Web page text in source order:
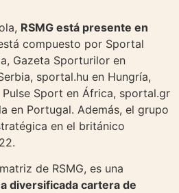
RSMG está presente en
compuesto por Sportal
Gazeta Sporturilor en
sportal.hu en Hungría,
Sport en África, sportal.gr
en Portugal. Además, el grupo
en el británico
de RSMG, es una
diversificada cartera de